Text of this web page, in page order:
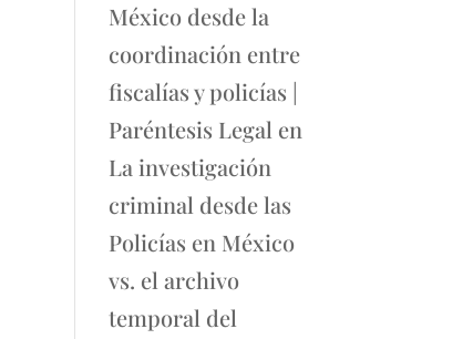
México desde la
coordinación entre
fiscalías y policías |
Paréntesis Legal en
La investigación
criminal desde las
Policías en México
vs. el archivo
temporal del